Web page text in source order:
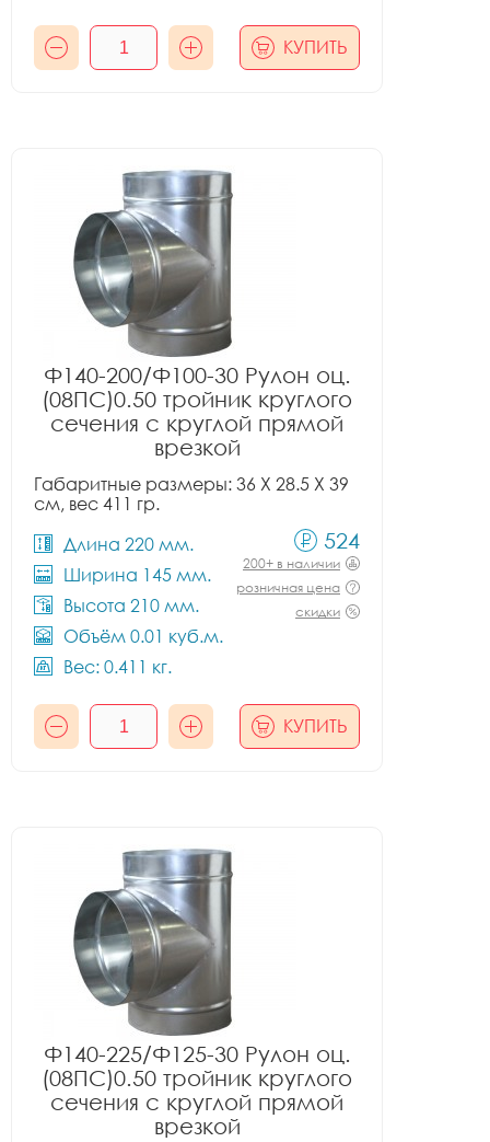
КУПИТЬ
Ф140-200/Ф100-30 Рулон оц.
(08ПС)0.50 тройник круглого
сечения с круглой прямой
врезкой
Габаритные размеры: 36 X 28.5 X 39
см, вес 411 гр.
Длина 220 мм.
Ширина 145 мм.
Высота 210 мм.
Объём 0.01 куб.м.
Вес: 0.411 кг.
524
200+ в наличии
розничная цена
скидки
КУПИТЬ
Ф140-225/Ф125-30 Рулон оц.
(08ПС)0.50 тройник круглого
сечения с круглой прямой
врезкой